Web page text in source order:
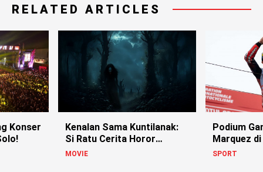
RELATED ARTICLES
Konser
Kenalan Sama Kuntilanak:
Si Ratu Cerita Horor
Indonesia!
MOVIE
Podium
Marquez
SPORT